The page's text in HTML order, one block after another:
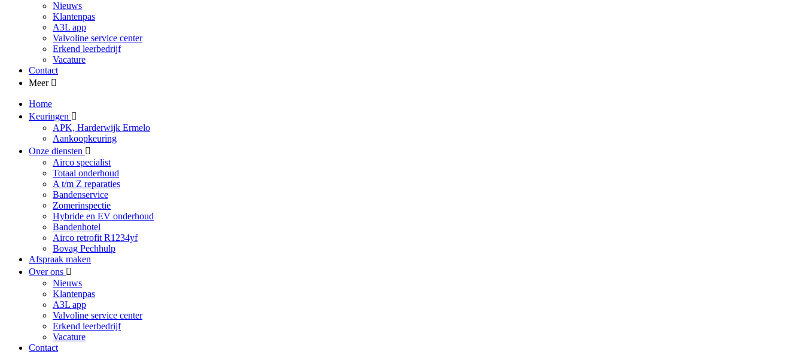
Nieuws
Klantenpas
A3L app
Valvoline service center
Erkend leerbedrijf
Vacature
Contact
Meer
Home
Keuringen
APK, Harderwijk Ermelo
Aankoopkeuring
Onze diensten
Airco specialist
Totaal onderhoud
A t/m Z reparaties
Bandenservice
Zomerinspectie
Hybride en EV onderhoud
Bandenhotel
Airco retrofit R1234yf
Bovag Pechhulp
Afspraak maken
Over ons
Nieuws
Klantenpas
A3L app
Valvoline service center
Erkend leerbedrijf
Vacature
Contact